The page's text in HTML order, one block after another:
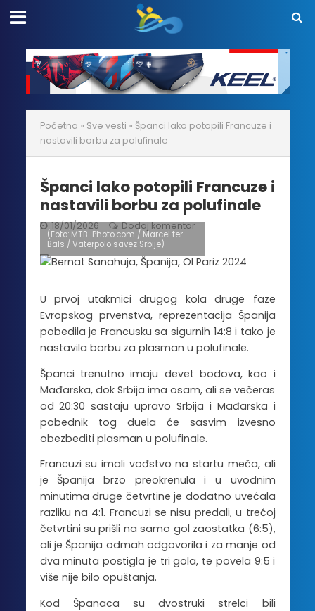
Početna » Sve vesti » Španci lako potopili Francuze i
nastavili borbu za polufinale
Španci lako potopili Francuze i
nastavili borbu za polufinale
18/01/2026 Dodaj komentar
(Foto: MTB-Photo.com / Marcel ter
Bals / Vaterpolo savez Srbije)
U prvoj utakmici drugog kola druge faze
Evropskog prvenstva, reprezentacija Španija
pobedila je Francusku sa sigurnih 14:8 i tako je
nastavila borbu za plasman u polufinale.
Španci trenutno imaju devet bodova, kao i
Mađarska, dok Srbija ima osam, ali se večeras
od 20:30 sastaju upravo Srbija i Mađarska i
pobednik tog duela će sasvim izvesno
obezbediti plasman u polufinale.
Francuzi su imali vođstvo na startu meča, ali
je Španija brzo preokrenula i u uvodnim
minutima druge četvrtine je dodatno uvećala
razliku na 4:1. Francuzi se nisu predali, u trećoj
četvrtini su prišli na samo gol zaostatka (6:5),
ali je Španija odmah odgovorila i za manje od
dva minuta postigla je tri gola, te povela 9:5 i
više nije bilo opuštanja.
Kod Španaca su dvostruki strelci bili